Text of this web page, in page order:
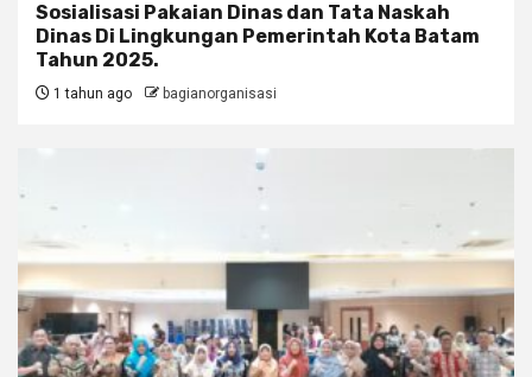
Sosialisasi Pakaian Dinas dan Tata Naskah
Dinas Di Lingkungan Pemerintah Kota Batam
Tahun 2025.
1 tahun ago bagianorganisasi